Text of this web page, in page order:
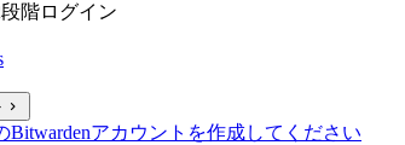
段階ログイン
Bitwardenアカウントを作成してください